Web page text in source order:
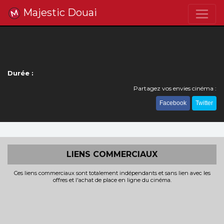
Majestic Douai
Durée :
Partagez vos envies cinéma :
Facebook Twitter
LIENS COMMERCIAUX
Ces liens commerciaux sont totalement indépendants et sans lien avec les
offres et l'achat de place en ligne du cinéma.